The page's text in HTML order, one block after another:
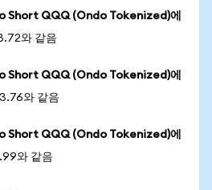
Short QQQ (Ondo Tokenized)에
와 같음
Short QQQ (Ondo Tokenized)에
와 같음
Short QQQ (Ondo Tokenized)에
와 같음